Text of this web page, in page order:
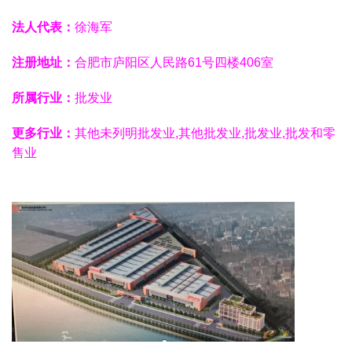
法人代表： 徐海军
注册地址： 合肥市庐阳区人民路61号四楼406室
所属行业： 批发业
更多行业： 其他未列明批发业,其他批发业,批发业,批发和零
售业